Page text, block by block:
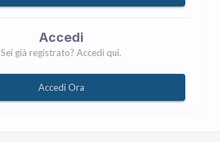
Accedi
Sei già registrato? Accedi qui.
Accedi Ora